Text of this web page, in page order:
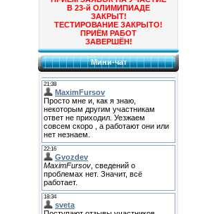
В 23-й ОЛИМИПИАДЕ
ЗАКРЫТ!
ТЕСТИРОВАНИЕ ЗАКРЫТО!
ПРИЁМ РАБОТ
ЗАВЕРШЁН!
Мини-чат